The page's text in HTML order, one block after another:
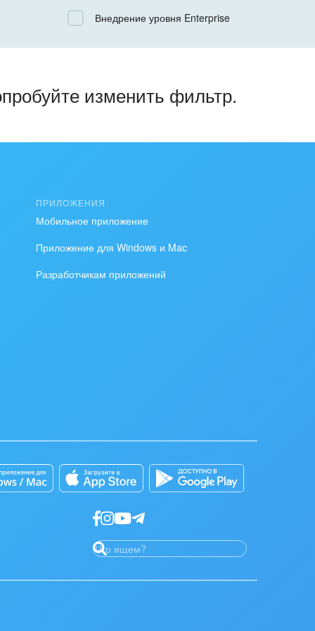
ВсеВнедрение уровня Enterprise
изменить фильтр.
ПРИЛОЖЕНИЯ
Мобильное приложение
Приложение для Windows и Mac
Разработчикам приложений